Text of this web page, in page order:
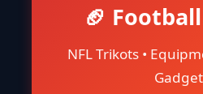
🏈
NFL Trikots •